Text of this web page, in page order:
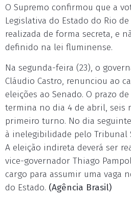
O Supremo confirmou que a
Legislativa do Estado do Rio
realizada de forma secreta, e
definido na lei fluminense.
Na segunda-feira (23), o
Cláudio Castro, renunciou ao
eleições ao Senado. O prazo
termina no dia 4 de abril, seis
primeiro turno. No dia
à inelegibilidade pelo Tribunal
A eleição indireta deverá ser
vice-governador Thiago
cargo para assumir uma vaga
do Estado. (Agência Brasil)